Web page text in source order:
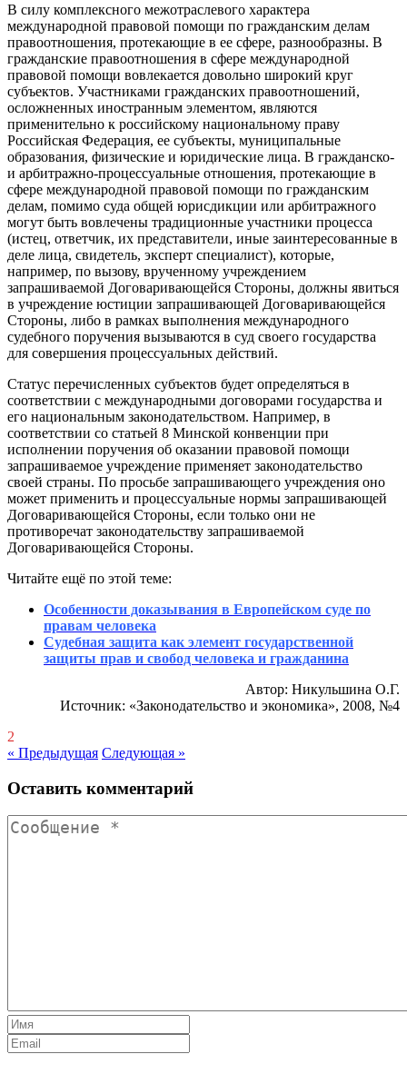
В силу комплексного межотраслевого характера
международной правовой помощи по гражданским делам
правоотношения, протекающие в ее сфере, разнообразны. В
гражданские правоотношения в сфере международной
правовой помощи вовлекается довольно широкий круг
субъектов. Участниками гражданских правоотношений,
осложненных иностранным элементом, являются
применительно к российскому национальному праву
Российская Федерация, ее субъекты, муниципальные
образования, физические и юридические лица. В гражданско-
и арбитражно-процессуальные отношения, протекающие в
сфере международной правовой помощи по гражданским
делам, помимо суда общей юрисдикции или арбитражного
могут быть вовлечены традиционные участники процесса
(истец, ответчик, их представители, иные заинтересованные в
деле лица, свидетель, эксперт специалист), которые,
например, по вызову, врученному учреждением
запрашиваемой Договаривающейся Стороны, должны явиться
в учреждение юстиции запрашивающей Договаривающейся
Стороны, либо в рамках выполнения международного
судебного поручения вызываются в суд своего государства
для совершения процессуальных действий.
Статус перечисленных субъектов будет определяться в
соответствии с международными договорами государства и
его национальным законодательством. Например, в
соответствии со статьей 8 Минской конвенции при
исполнении поручения об оказании правовой помощи
запрашиваемое учреждение применяет законодательство
своей страны. По просьбе запрашивающего учреждения оно
может применить и процессуальные нормы запрашивающей
Договаривающейся Стороны, если только они не
противоречат законодательству запрашиваемой
Договаривающейся Стороны.
Читайте ещё по этой теме:
Особенности доказывания в Европейском суде по
правам человека
Судебная защита как элемент государственной
защиты прав и свобод человека и гражданина
Автор: Никульшина О.Г.
Источник: «Законодательство и экономика», 2008, №4
2
« Предыдущая Следующая »
Оставить комментарий